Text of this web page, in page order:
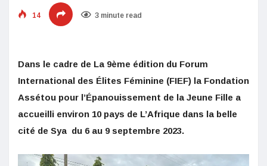
14 3 minute read
Dans le cadre de La 9ème édition du Forum
International des Élites Féminine (FIEF) la Fondation
Assétou pour l’Épanouissement de la Jeune Fille a
accueilli environ 10 pays de L’Afrique dans la belle
cité de Sya du 6 au 9 septembre 2023.